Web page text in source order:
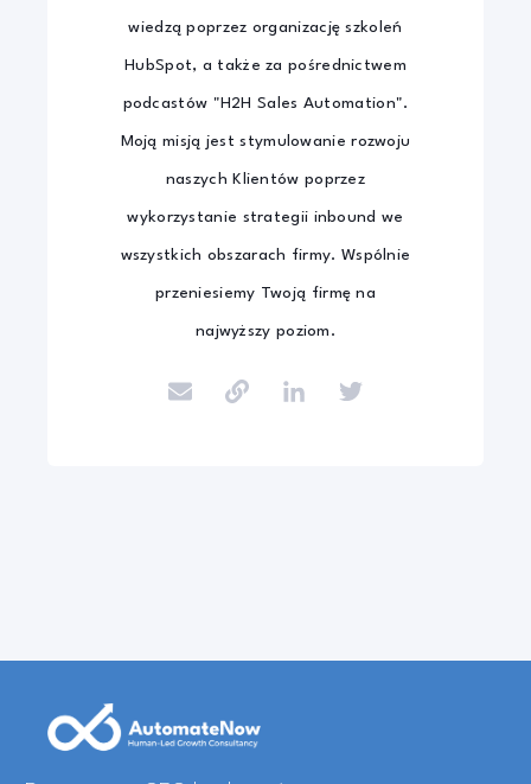
wiedzą poprzez organizację szkoleń
HubSpot, a także za pośrednictwem
podcastów "H2H Sales Automation".
Moją misją jest stymulowanie rozwoju
naszych Klientów poprzez
wykorzystanie strategii inbound we
wszystkich obszarach firmy. Wspólnie
przeniesiemy Twoją firmę na
najwyższy poziom.